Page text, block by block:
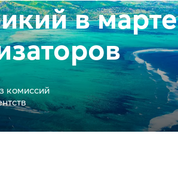
в марте
комиссий